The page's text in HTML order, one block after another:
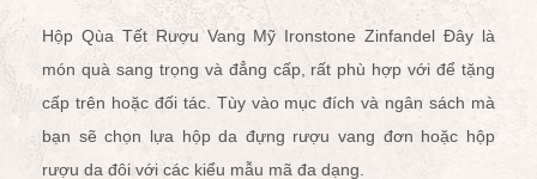
Hộp Qùa Tết Rượu Vang Mỹ Ironstone Zinfandel Đây là
món quà sang trọng và đẳng cấp, rất phù hợp với để tặng
cấp trên hoặc đối tác. Tùy vào mục đích và ngân sách mà
bạn sẽ chọn lựa hộp da đựng rượu vang đơn hoặc hộp
rượu da đôi với các kiểu mẫu mã đa dạng.